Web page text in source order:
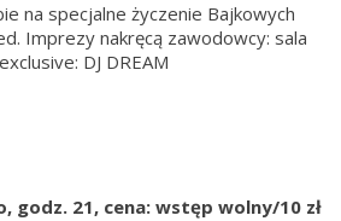
na specjalne życzenie Bajkowych
Imprezy nakręcą zawodowcy: sala
DJ DREAM
godz. 21, cena: wstęp wolny/10 zł